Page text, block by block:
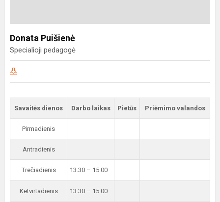
Donata Puišienė
Specialioji pedagogė
Savaitės dienos Darbo laikas Pietūs Priėmimo valandos
Pirmadienis
Antradienis
Trečiadienis 13.30 – 15.00
Ketvirtadienis 13.30 – 15.00